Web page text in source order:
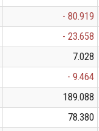
- 80.919
- 23.658
7.028
- 9.464
189.088
78.380